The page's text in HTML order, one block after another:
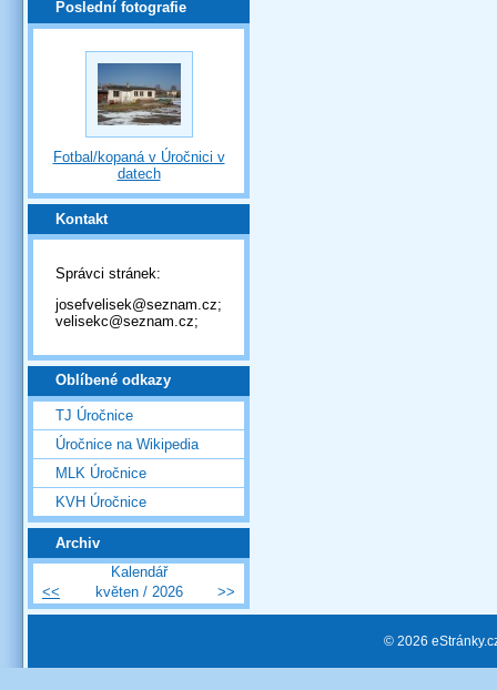
Poslední fotografie
Fotbal/kopaná v Úročnici v
datech
Kontakt
Správci stránek:
josefvelisek@seznam.cz;
velisekc@seznam.cz;
Oblíbené odkazy
TJ Úročnice
Úročnice na Wikipedia
MLK Úročnice
KVH Úročnice
Archiv
Kalendář
<<
květen / 2026 >>
© 2026